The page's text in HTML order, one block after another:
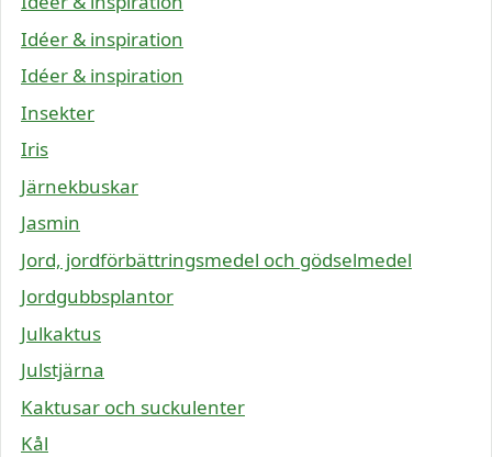
Idéer & inspiration
Idéer & inspiration
Insekter
Iris
Järnekbuskar
Jasmin
Jord, jordförbättringsmedel och gödselmedel
Jordgubbsplantor
Julkaktus
Julstjärna
Kaktusar och suckulenter
Kål